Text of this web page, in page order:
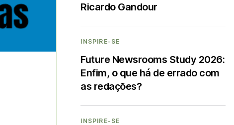
Ricardo Gandour
INSPIRE-SE
Future Newsrooms Study 2026:
Enfim, o que há de errado com
as redações?
INSPIRE-SE